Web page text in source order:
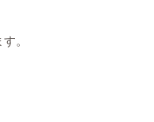
。